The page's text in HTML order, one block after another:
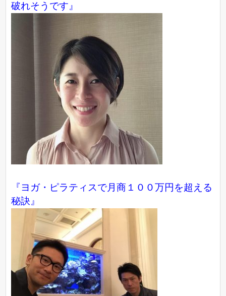
破れそうです』
『ヨガ・ピラティスで月商１００万円を超える
秘訣』